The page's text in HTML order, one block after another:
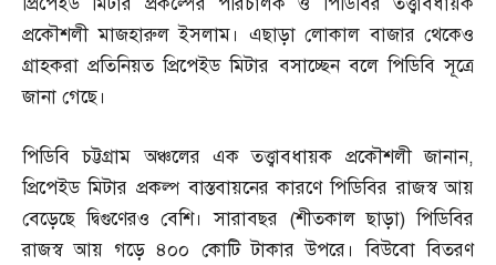
প্রকৌশলী মাজহারুল ইসলাম। এছাড়া লোকাল বাজার থেকেও
গ্রাহকরা প্রতিনিয়ত প্রিপেইড মিটার বসাচ্ছেন বলে পিডিবি সূত্রে
জানা গেছে।
পিডিবি চট্টগ্রাম অঞ্চলের এক তত্ত্বাবধায়ক প্রকৌশলী জানান,
প্রিপেইড মিটার প্রকল্প বাস্তবায়নের কারণে পিডিবির রাজস্ব আয়
বেড়েছে দ্বিগুণেরও বেশি। সারাবছর (শীতকাল ছাড়া)পিডিবির
রাজস্ব আয় গড়ে ৪০০ কোটি টাকার উপরে। বিউবো বিতরণ